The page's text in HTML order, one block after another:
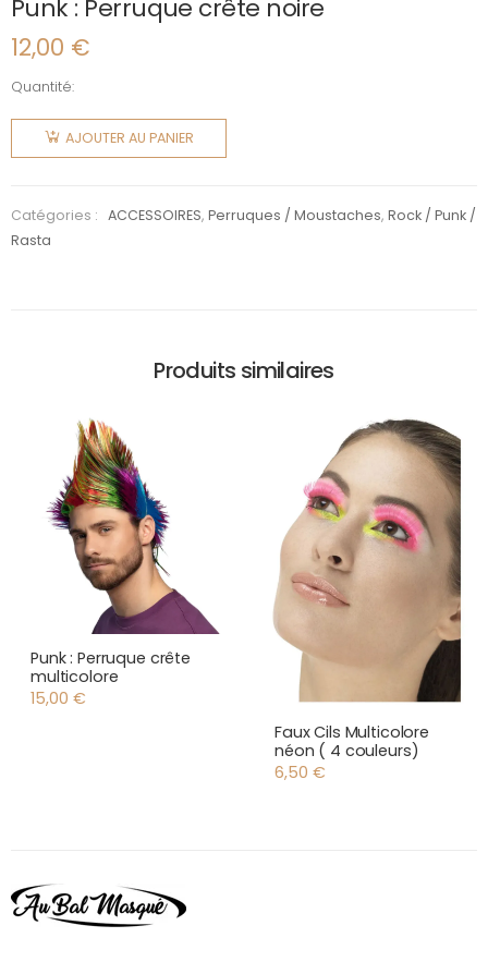
Punk : Perruque crête noire
12,00 €
Quantité:
quantité
de Punk :
Perruque
noire
AJOUTER AU PANIER
Catégories : ACCESSOIRES,Perruques / Moustaches,Rock / Punk /
Rasta
Produits similaires
Punk : Perruque crête
multicolore
15,00 €
Faux Cils Multicolore
néon ( 4 couleurs)
6,50 €